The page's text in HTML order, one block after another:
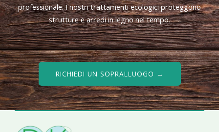
professionale. I nostri trattamenti ecologici proteggono
strutture e arredi in legno nel tempo.
RICHIEDI UN SOPRALLUOGO →